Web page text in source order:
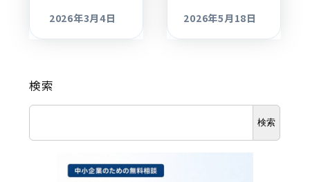
更新日
2026年3月4日
更新日
2026年5月18日
検索
検索